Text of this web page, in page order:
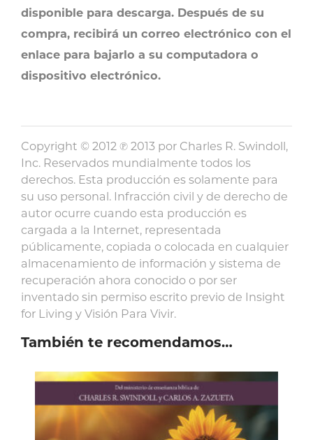
disponible para descarga. Después de su
compra, recibirá un correo electrónico con el
enlace para bajarlo a su computadora o
dispositivo electrónico.
Copyright © 2012 ℗ 2013 por Charles R. Swindoll,
Inc. Reservados mundialmente todos los
derechos. Esta producción es solamente para
su uso personal. Infracción civil y de derecho de
autor ocurre cuando esta producción es
cargada a la Internet, representada
públicamente, copiada o colocada en cualquier
almacenamiento de información y sistema de
recuperación ahora conocido o por ser
inventado sin permiso escrito previo de Insight
for Living y Visión Para Vivir.
También te recomendamos…